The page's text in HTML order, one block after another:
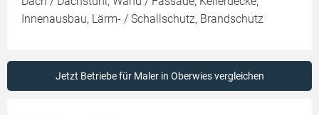
Innenausbau, Lärm- / Schallschutz, Brandschutz
Jetzt Betriebe für Maler in Oberwies vergleichen